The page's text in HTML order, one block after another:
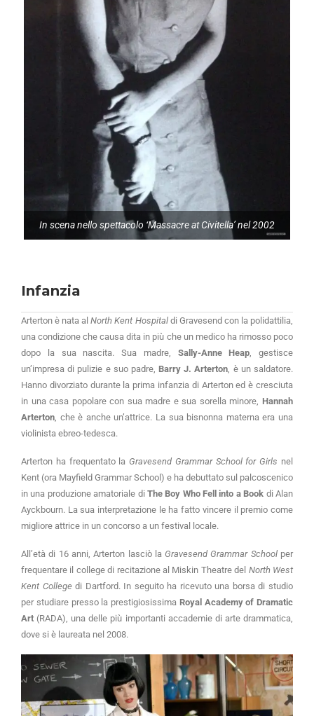
In scena nello spettacolo ‘Massacre at Civitella’ nel 2002
Infanzia
Arterton è nata alNorth Kent Hospitaldi Gravesend con la polidattilia,
una condizione che causa dita in più che un medico ha rimosso poco
dopo la sua nascita. Sua madre, Sally-Anne Heap , gestisce
un’impresa di pulizie e suo padre, Barry J. Arterton , è un saldatore.
Hanno divorziato durante la prima infanzia di Arterton ed è cresciuta
in una casa popolare con sua madre e sua sorella minore, Hannah
Arterton , che è anche un’attrice. La sua bisnonna materna era una
violinista ebreo-tedesca.
Arterton ha frequentato la Gravesend Grammar School for Girls nel
Kent (ora Mayfield Grammar School) e ha debuttato sul palcoscenico
in una produzione amatoriale di The Boy Who Fell into a Book di Alan
Ayckbourn. La sua interpretazione le ha fatto vincere il premio come
migliore attrice in un concorso a un festival locale.
All’età di 16 anni, Arterton lasciò la Gravesend Grammar Schoolper
frequentare il college di recitazione al Miskin Theatre del North West
Kent College di Dartford. In seguito ha ricevuto una borsa di studio
per studiare presso la prestigiosissima Royal Academy of Dramatic
Art (RADA), una delle più importanti accademie di arte drammatica,
dove si è laureata nel 2008.